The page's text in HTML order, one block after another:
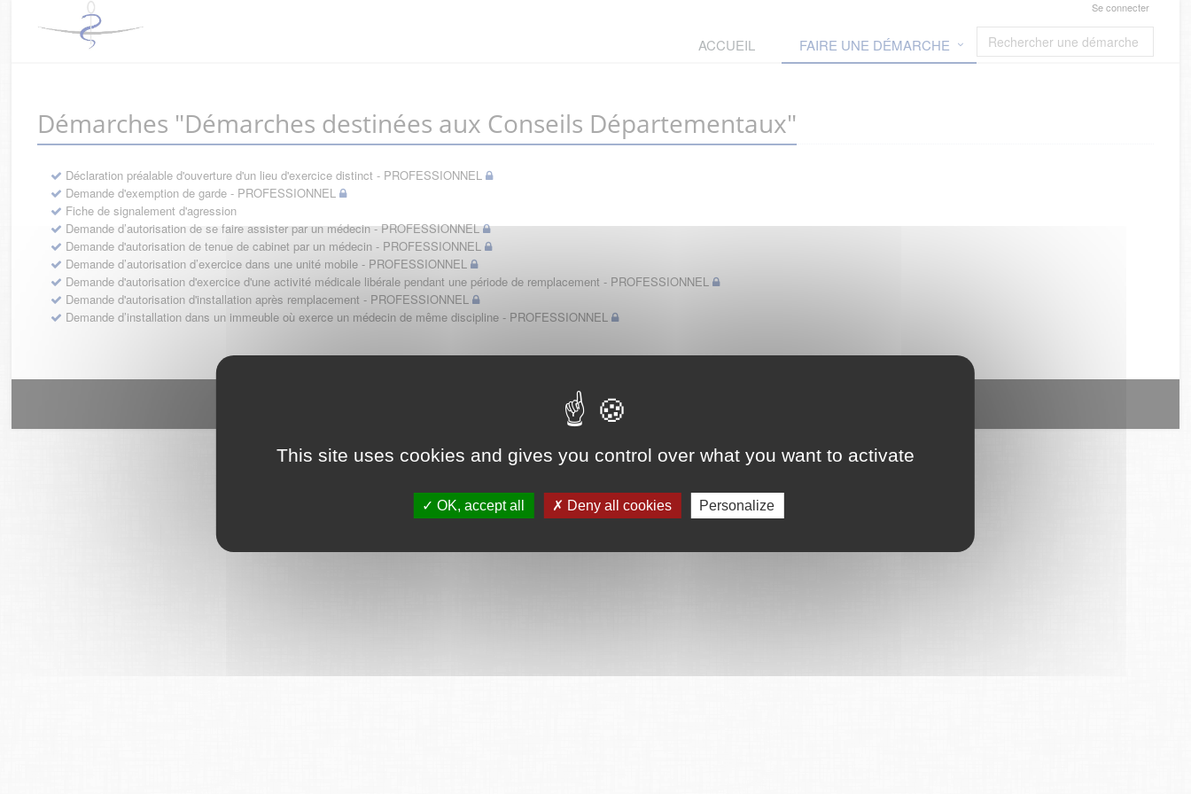
This site uses cookies and gives you control over what you want to activate
OK, accept all Deny all cookies Personalize
Se connecter
ACCUEIL FAIRE UNE DÉMARCHE
Démarches "Démarches destinées aux Conseils Départementaux"
Déclaration préalable d'ouverture d'un lieu d'exercice distinct - PROFESSIONNEL
Demande d'exemption de garde - PROFESSIONNEL
Fiche de signalement d'agression
Demande d’autorisation de se faire assister par un médecin - PROFESSIONNEL
Demande d'autorisation de tenue de cabinet par un médecin - PROFESSIONNEL
Demande d’autorisation d’exercice dans une unité mobile - PROFESSIONNEL
Demande d'autorisation d'exercice d'une activité médicale libérale pendant une période de remplacement - PROFESSIONNEL
Demande d'autorisation d'installation après remplacement - PROFESSIONNEL
Demande d’installation dans un immeuble où exerce un médecin de même discipline - PROFESSIONNEL
CGU Plan du site